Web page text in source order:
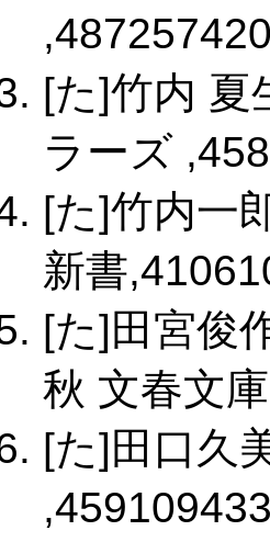
[た]竹内 夏
ラーズ
[た]竹内一
新書
[た]田宮俊
秋 文春文
[た]田口久